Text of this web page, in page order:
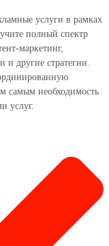
услуги в рамках
полный спектр
маркетинг,
другие стратегии.
самым необходимость
услуг.